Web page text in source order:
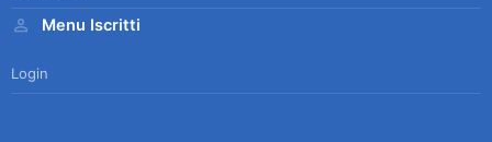
Menu Iscritti
Login